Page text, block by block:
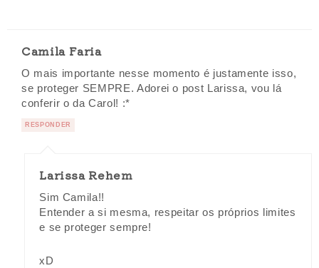
Camila Faria
O mais importante nesse momento é justamente isso,
se proteger SEMPRE. Adorei o post Larissa, vou lá
conferir o da Carol! :*
RESPONDER
Larissa Rehem
Sim Camila!!
Entender a si mesma, respeitar os próprios limites
e se proteger sempre!
xD